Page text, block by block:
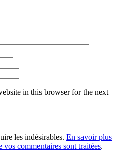
in this browser for the next
les indésirables. En savoir plus
commentaires sont traitées.